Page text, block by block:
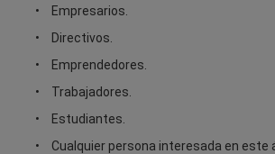
Empresarios.
Directivos.
Emprendedores.
Trabajadores.
Estudiantes.
Cualquier persona interesada en este